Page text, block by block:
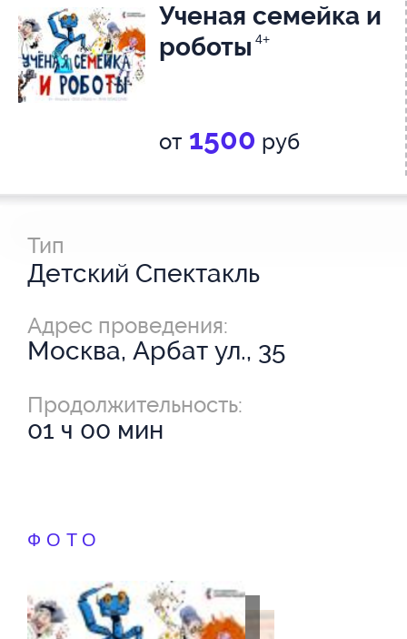
Ученая семейка и
роботы 4+
от 1500 руб
Тип
Детский Спектакль
Адрес проведения:
Москва, Арбат ул., 35
Продолжительность:
01 ч 00 мин
ФОТО